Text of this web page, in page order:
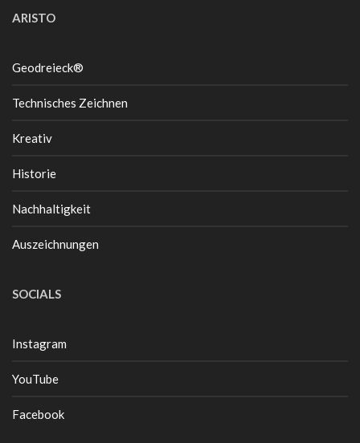
ARISTO
Geodreieck®
Technisches Zeichnen
Kreativ
Historie
Nachhaltigkeit
Auszeichnungen
SOCIALS
Instagram
YouTube
Facebook